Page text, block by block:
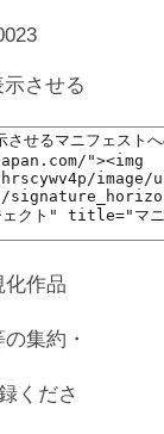
させる
化作品
集約・
くださ